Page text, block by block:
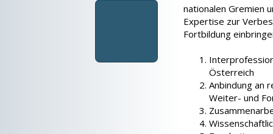
nationalen Gremien
Expertise zur
Fortbildung
Österreich
Anbindung an
Weiter- und